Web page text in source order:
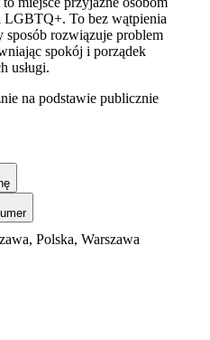
LGBTQ+. To bez wątpienia
rozwiązuje problem
spokój i porządek
usługi.
na podstawie publicznie
Polska, Warszawa